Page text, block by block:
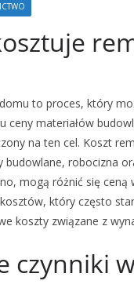
to proces, który
ceny materiałów
na ten cel. Koszt
budowlane, robocizna
mogą różnić się
który często
koszty związane z
czynniki